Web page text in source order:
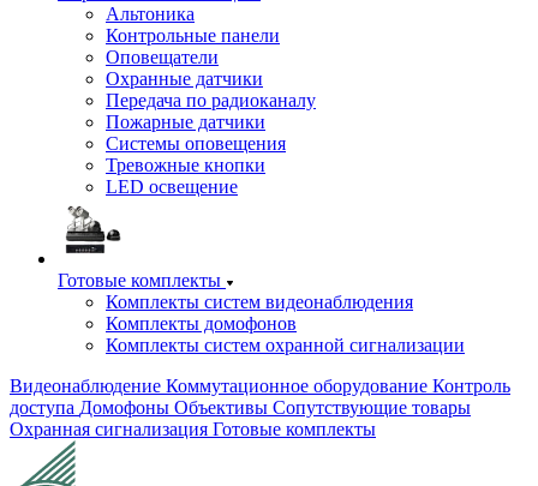
Альтоника
Контрольные панели
Оповещатели
Охранные датчики
Передача по радиоканалу
Пожарные датчики
Системы оповещения
Тревожные кнопки
LED освещение
Готовые комплекты
Комплекты систем видеонаблюдения
Комплекты домофонов
Комплекты систем охранной сигнализации
Видеонаблюдение Коммутационное оборудование Контроль
доступа Домофоны Объективы Сопутствующие товары
Охранная сигнализация Готовые комплекты